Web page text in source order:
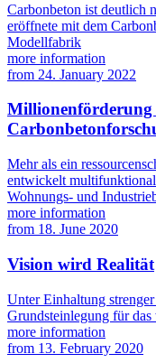
Carbonbeton ist deutlich
eröffnete mit dem
Modellfabrik
more information
from 24. January 2022
Mehr als ein
entwickelt
Wohnungs- und
more information
from 18. June 2020
Vision wird Realität
Unter Einhaltung
Grundsteinlegung für
more information
from 13. February 2020